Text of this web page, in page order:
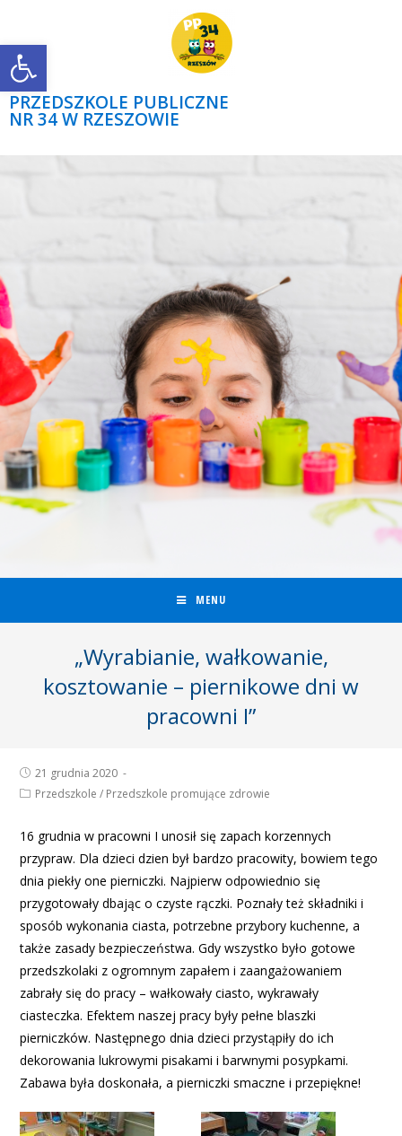
Open toolbar
PRZEDSZKOLE PUBLICZNE
NR 34 W RZESZOWIE
MENU
„Wyrabianie, wałkowanie,
kosztowanie – piernikowe dni w
pracowni I”
21 grudnia 2020
Przedszkole / Przedszkole promujące zdrowie
16 grudnia w pracowni I unosił się zapach korzennych
przypraw. Dla dzieci dzien był bardzo pracowity, bowiem tego
dnia piekły one pierniczki. Najpierw odpowiednio się
przygotowały dbając o czyste rączki. Poznały też składniki i
sposób wykonania ciasta, potrzebne przybory kuchenne, a
także zasady bezpieczeństwa. Gdy wszystko było gotowe
przedszkolaki z ogromnym zapałem i zaangażowaniem
zabrały się do pracy – wałkowały ciasto, wykrawały
ciasteczka. Efektem naszej pracy były pełne blaszki
pierniczków. Następnego dnia dzieci przystąpiły do ich
dekorowania lukrowymi pisakami i barwnymi posypkami.
Zabawa była doskonała, a pierniczki smaczne i przepiękne!